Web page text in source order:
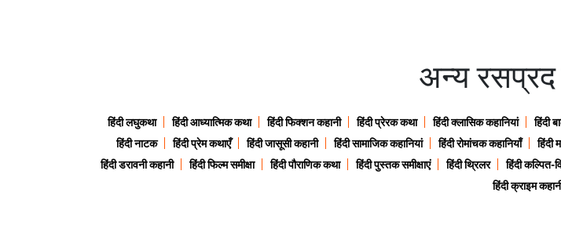
अन्य रसप्रद
हिंदी लघुकथा हिंदी आध्यात्मिक कथा हिंदी फिक्शन कहानी हिंदी प्रेरक कथा हिंदी क्लासिक कहानियां हिंदी
हिंदी नाटक
हिंदी प्रेम कथाएँ हिंदी जासूसी कहानी हिंदी सामाजिक कहानियां हिंदी रोमांचक कहानियाँ हिंदी
हिंदी डरावनी कहानी
हिंदी फिल्म समीक्षा हिंदी पौराणिक कथा हिंदी पुस्तक समीक्षाएं हिंदी थ्रिलर हिंदी कल्पित-
हिंदी क्राइम